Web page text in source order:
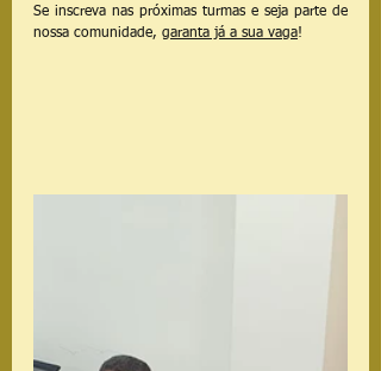
Se inscreva nas próximas turmas e seja parte de
nossa comunidade, garanta já a sua vaga!